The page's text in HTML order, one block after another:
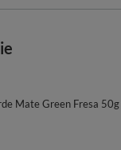
Mate Green Fresa 50g